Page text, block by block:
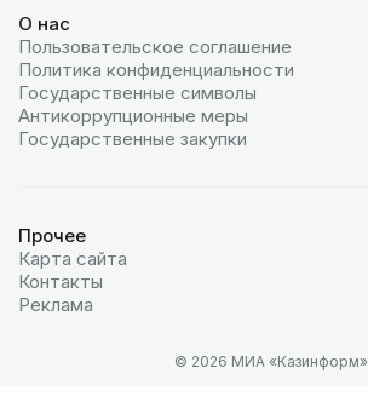
О нас
Пользовательское соглашение
Политика конфиденциальности
Государственные символы
Антикоррупционные меры
Государственные закупки
Прочее
Карта сайта
Контакты
Реклама
© 2026 МИА «Казинформ»